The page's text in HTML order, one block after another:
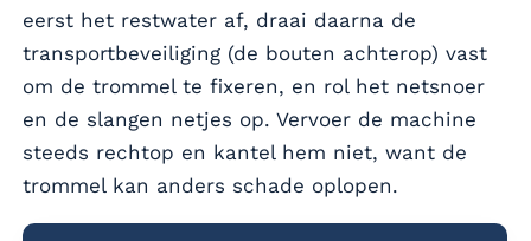
eerst het restwater af, draai daarna de
transportbeveiliging (de bouten achterop) vast
om de trommel te fixeren, en rol het netsnoer
en de slangen netjes op. Vervoer de machine
steeds rechtop en kantel hem niet, want de
trommel kan anders schade oplopen.